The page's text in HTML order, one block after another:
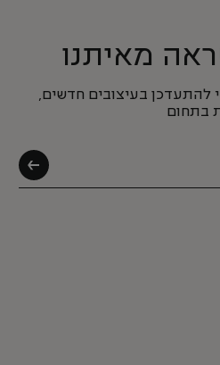
מאיתנו
להתעדכן בעיצובים חדשים,
בתחום